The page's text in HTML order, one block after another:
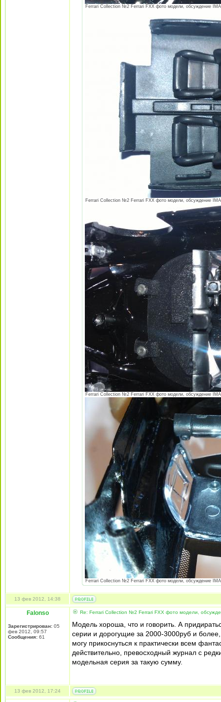
Ferrari Collection №2 Ferrari FXX фото модели, обсуждение
Ferrari Collection №2 Ferrari FXX фото модели, обсуждение
Ferrari Collection №2 Ferrari FXX фото модели, обсуждение
Ferrari Collection №2 Ferrari FXX фото модели, обсуждение
13 фев 2012, 14:38
Falonso
Зарегистрирован: 05
фев 2012, 09:57
Сообщения: 61
Re: Ferrari Collection №2 Ferrari FXX фото модели,
Модель хороша, что и говорить. А
серии и дорогущие за 2000-3000руб и
могу прикоснуться к практически всем
действительно, превосходный журнал с
модельная серия за такую сумму.
13 фев 2012, 17:24